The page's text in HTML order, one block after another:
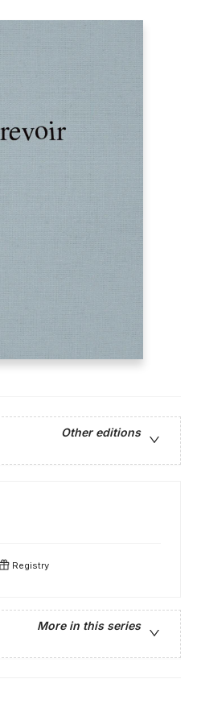
Other editions
Registry
More in this series